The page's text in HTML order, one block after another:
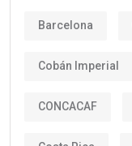
Barcelona
Cobán Imperial
CONCACAF